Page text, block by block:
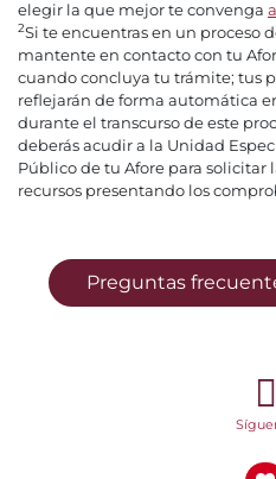
elegir la que mejor te convenga
2Si te encuentras en un proceso
mantente en contacto con tu
cuando concluya tu trámite; tus
reflejarán de forma automática
durante el transcurso de este
deberás acudir a la Unidad
Público de tu Afore para
recursos presentando los
Preguntas